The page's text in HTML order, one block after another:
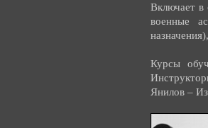
Включает в
военные
Курсы
Янилов –